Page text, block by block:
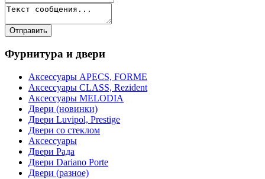
Фурнитура и двери
Аксессуары APECS, FORME
Аксессуары CLASS, Rezident
Аксессуары MELODIA
Двери (новинки)
Двери Luvipol, Prestige
Двери со стеклом
Аксессуары
Двери Рада
Двери Dariano Porte
Двери (разное)